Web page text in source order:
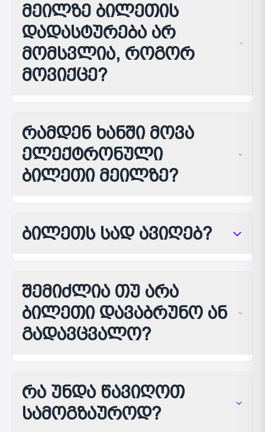
მეილზე ბილეთის
დადასტურება არ
მომსვლია, როგორ
მოვიქცე?
რამდენ ხანში მოვა
ელექტრონული
ბილეთი მეილზე?
ბილეთს სად ავიღებ?
შემიძლია თუ არა
ბილეთი დავაბრუნო ან
გადავცვალო?
რა უნდა წავიღოთ
სამოგზაუროდ?